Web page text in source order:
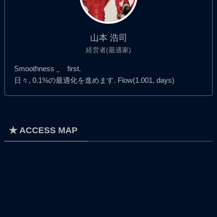
山本 浩司
経営者(最適家)
Smoothness ‿ first.
日々, 0.1%の最適化を進めます. Flow(1.001, days)
★ ACCESS MAP